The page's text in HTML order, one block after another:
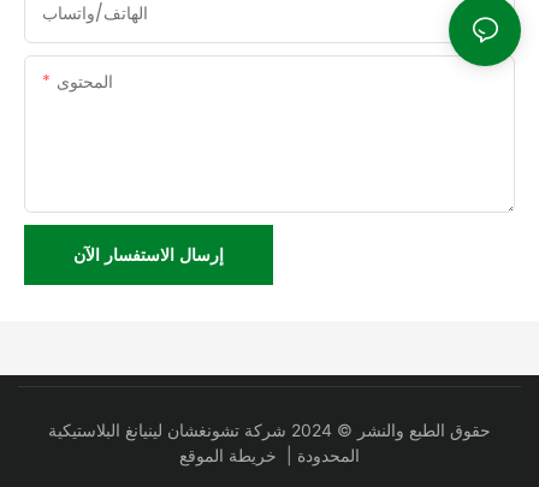
الهاتف/واتساب
المحتوى
إرسال الاستفسار الآن
حقوق الطبع والنشر © 2024 شركة تشونغشان لينيانغ البلاستيكية
المحدودة |
خريطة الموقع